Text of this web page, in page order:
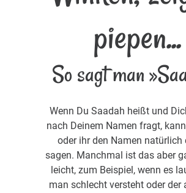
piepen...
So sagt man
Wenn Du Saadah heißt und
nach Deinem Namen fragt,
oder ihr den Namen natürlich
sagen. Manchmal ist das aber
leicht, zum Beispiel, wenn es
man schlecht versteht oder der